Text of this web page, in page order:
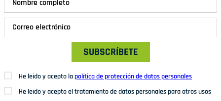
SUBSCRÍBETE
He leído y acepto lapolítica de protección de datos personales
He leído y acepto el tratamiento de datos personales para otros usos